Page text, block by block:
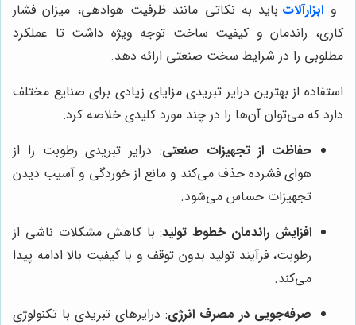
و ابزارآلات باید به نکاتی مانند ظرفیت هوادهی، میزان فشار
کاری، راندمان و کیفیت ساخت توجه ویژه داشت تا عملکرد
مطلوبی را در شرایط سخت صنعتی ارائه دهد.
استفاده از بهترین درایر تبریدی مزایای زیادی برای صنایع مختلف
دارد که می‌توان آن‌ها را در چند مورد کلیدی خلاصه کرد:
حفاظت از تجهیزات صنعتی: درایر تبریدی رطوبت را از
هوای فشرده حذف می‌کند و مانع از خوردگی و آسیب دیدن
تجهیزات حساس می‌شود.
افزایش راندمان خطوط تولید: با کاهش مشکلات ناشی از
رطوبت، فرآیند تولید بدون توقف و با کیفیت بالا ادامه پیدا
می‌کند.
صرفه‌جویی در مصرف انرژی: درایرهای تبریدی با تکنولوژی